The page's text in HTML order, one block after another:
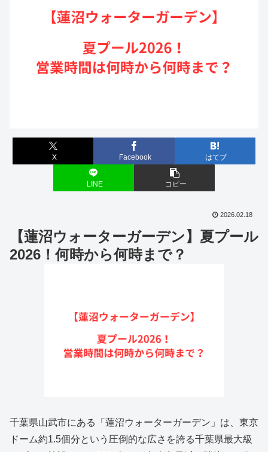
X Facebook はてブ
LINE コピー
2026.02.18
【蓮沼ウォーターガーデン】夏プール
2026！何時から何時まで？
千葉県山武市にある「蓮沼ウォーターガーデン」は、東京
ドーム約1.5個分という圧倒的な広さを誇る千葉県最大級